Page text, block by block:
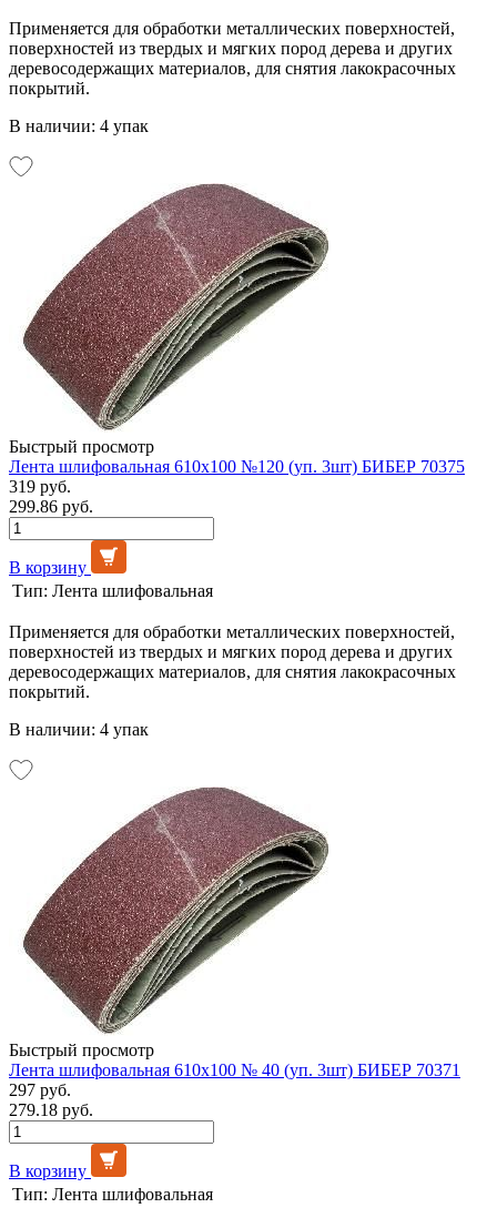
Применяется для обработки металлических поверхностей,
поверхностей из твердых и мягких пород дерева и других
деревосодержащих материалов, для снятия лакокрасочных
покрытий.
В наличии: 4 упак
Быстрый просмотр
Лента шлифовальная 610х100 №120 (уп. 3шт) БИБЕР 70375
319 руб.
299.86 руб.
В корзину
Тип: Лента шлифовальная
Применяется для обработки металлических поверхностей,
поверхностей из твердых и мягких пород дерева и других
деревосодержащих материалов, для снятия лакокрасочных
покрытий.
В наличии: 4 упак
Быстрый просмотр
Лента шлифовальная 610х100 № 40 (уп. 3шт) БИБЕР 70371
297 руб.
279.18 руб.
В корзину
Тип: Лента шлифовальная